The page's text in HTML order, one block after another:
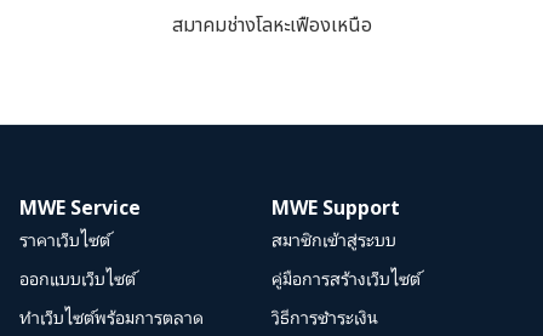
สมาคมช่างโลหะเฟืองเหนือ
MWE Service
ราคาเว็บไซต์
ออกแบบเว็บไซต์
ทำเว็บไซต์พร้อมการตลาด
MWE Support
สมาชิกเข้าสู่ระบบ
คู่มือการสร้างเว็บไซต์
วิธีการชำระเงิน